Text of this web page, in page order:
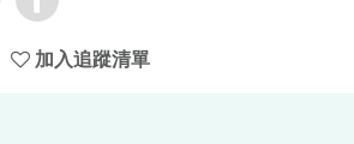
加入追蹤清單